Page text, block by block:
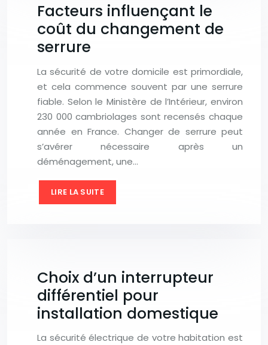
Facteurs influençant le
coût du changement de
serrure
La sécurité de votre domicile est primordiale,
et cela commence souvent par une serrure
fiable. Selon le Ministère de l’Intérieur, environ
230 000 cambriolages sont recensés chaque
année en France. Changer de serrure peut
s’avérer nécessaire après un
déménagement, une…
LIRE LA SUITE
Choix d’un interrupteur
différentiel pour
installation domestique
La sécurité électrique de votre habitation est